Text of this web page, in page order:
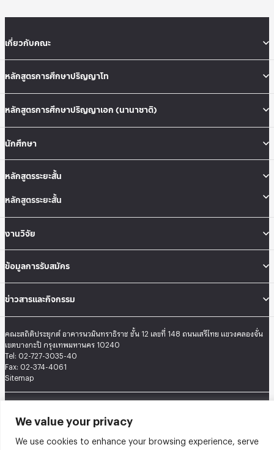
We value your privacy
We use cookies to enhance your browsing experience, serve
เกี่ยวกับคณะ
หลักสูตรการศึกษาปริญญาโท
หลักสูตรการศึกษาปริญญาเอก (นานาชาติ)
นักศึกษา
หลักสูตรระยะสั้น
หลักสูตรระยะสั้น
งานวิจัย
ข้อมูลการรับสมัคร
ข่าวสารและกิจกรรม
คณะสถิติประยุกต์ อาคารนวมินทราธิราช ชั้น 12 เลขที่ 148 ถนนเสรีไทย แขวงคลองจั่น
เขตบางกะปิ กรุงเทพมหานคร 10240
Tel: 02-727-3035-40
Fax: 02-374-4061
Sitemap
Applied Statistics . All rights reserved.